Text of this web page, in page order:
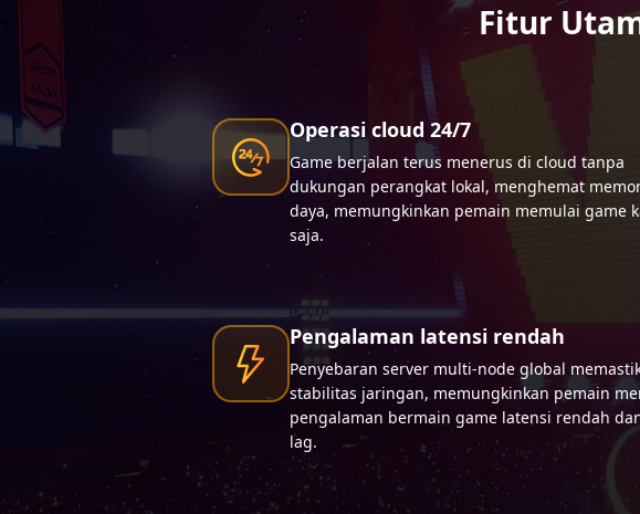
Fitur
Operasi cloud 24/7
Game berjalan terus menerus di cloud tanpa
dukungan perangkat lokal, menghemat
daya, memungkinkan pemain memulai game
saja.
Pengalaman latensi rendah
Penyebaran server multi-node global
stabilitas jaringan, memungkinkan pemain
pengalaman bermain game latensi rendah
lag.